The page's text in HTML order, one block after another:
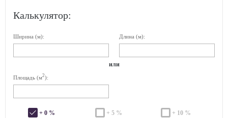
Калькулятор:
Ширина (м): Длина (м):
или
Площадь (м2):
+ 0 % + 5 % + 10 %